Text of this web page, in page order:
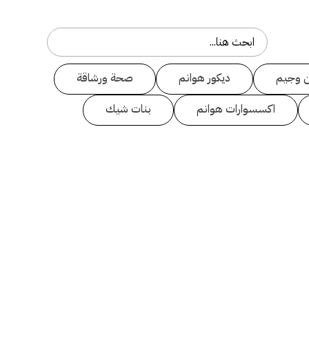
وجيم ديكور هوانم
صحة ورشاقة
اكسسوارات هوانم
بنات شيك